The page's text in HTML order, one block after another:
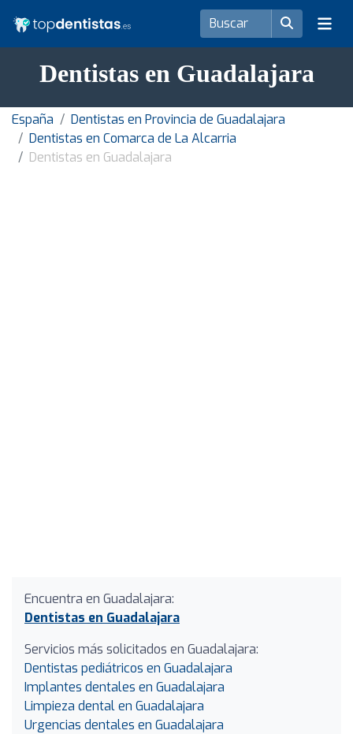
Dentistas en Guadalajara
España
Dentistas en Provincia de Guadalajara
Dentistas en Comarca de La Alcarria
Dentistas en Guadalajara
Encuentra en Guadalajara:
Dentistas en Guadalajara
Servicios más solicitados en Guadalajara:
Dentistas pediátricos en Guadalajara
Implantes dentales en Guadalajara
Limpieza dental en Guadalajara
Urgencias dentales en Guadalajara